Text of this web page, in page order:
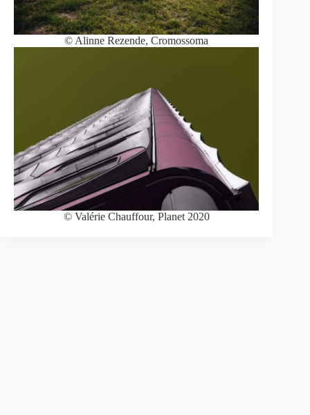
© Alinne Rezende, Cromossoma
© Valérie Chauffour, Planet 2020